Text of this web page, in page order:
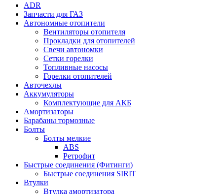
ADR
Запчасти для ГАЗ
Автономные отопители
Вентиляторы отопителя
Прокладки для отопителей
Свечи автономки
Сетки горелки
Топливные насосы
Горелки отопителей
Авточехлы
Аккумуляторы
Комплектующие для АКБ
Амортизаторы
Барабаны тормозные
Болты
Болты мелкие
ABS
Ретрофит
Быстрые соединения (Фитинги)
Быстрые соединения SIRIT
Втулки
Втулка амортизатора